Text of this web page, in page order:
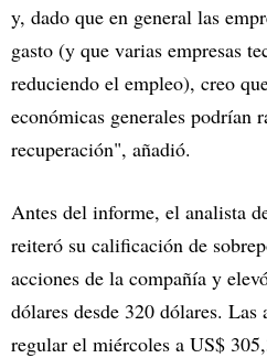
y, dado que en general las
gasto (y que varias empresas
reduciendo el empleo), creo
económicas generales podrían
recuperación", añadió.
Antes del informe, el analista
reiteró su calificación de
acciones de la compañía y
dólares desde 320 dólares. Las
regular el miércoles a US$